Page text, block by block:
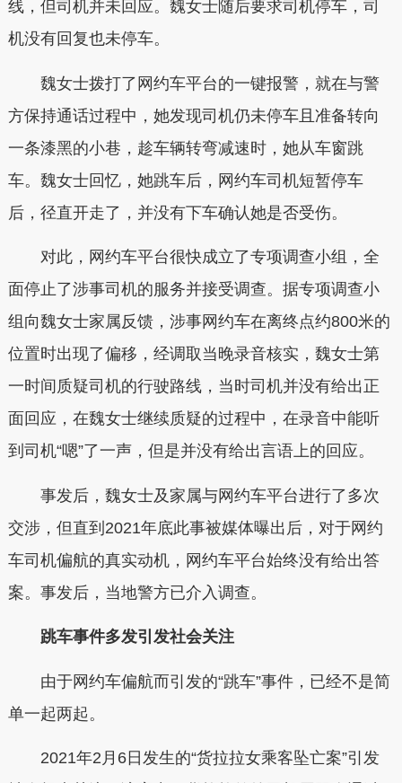
线，但司机并未回应。魏女士随后要求司机停车，司
机没有回复也未停车。
魏女士拨打了网约车平台的一键报警，就在与警
方保持通话过程中，她发现司机仍未停车且准备转向
一条漆黑的小巷，趁车辆转弯减速时，她从车窗跳
车。魏女士回忆，她跳车后，网约车司机短暂停车
后，径直开走了，并没有下车确认她是否受伤。
对此，网约车平台很快成立了专项调查小组，全
面停止了涉事司机的服务并接受调查。据专项调查小
组向魏女士家属反馈，涉事网约车在离终点约800米的
位置时出现了偏移，经调取当晚录音核实，魏女士第
一时间质疑司机的行驶路线，当时司机并没有给出正
面回应，在魏女士继续质疑的过程中，在录音中能听
到司机“嗯”了一声，但是并没有给出言语上的回应。
事发后，魏女士及家属与网约车平台进行了多次
交涉，但直到2021年底此事被媒体曝出后，对于网约
车司机偏航的真实动机，网约车平台始终没有给出答
案。事发后，当地警方已介入调查。
跳车事件多发引发社会关注
由于网约车偏航而引发的“跳车”事件，已经不是简
单一起两起。
2021年2月6日发生的“货拉拉女乘客坠亡案”引发